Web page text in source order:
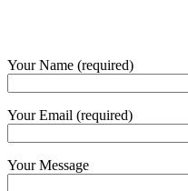
Your Name (required)
Your Email (required)
Your Message